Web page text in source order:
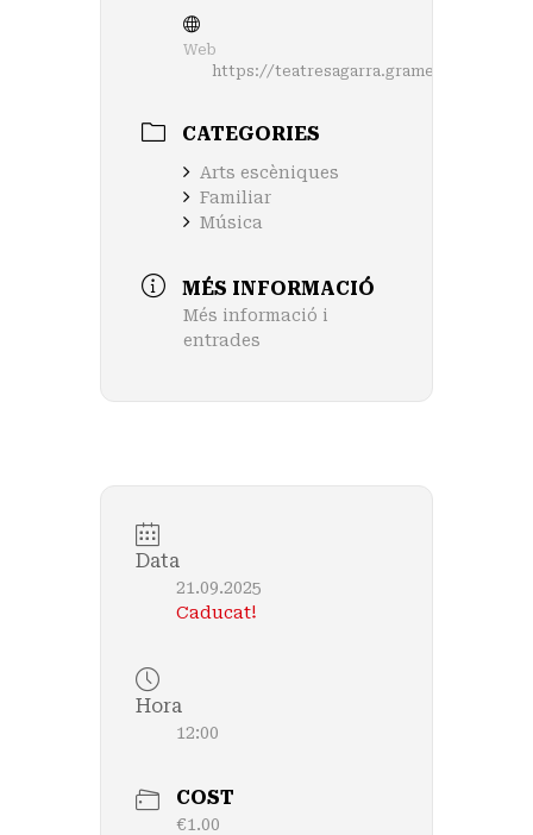
Web
https://teatresagarra.gramenet.cat/
CATEGORIES
Arts escèniques
Familiar
Música
MÉS INFORMACIÓ
Més informació i
entrades
Data
21.09.2025
Caducat!
Hora
12:00
COST
€1.00